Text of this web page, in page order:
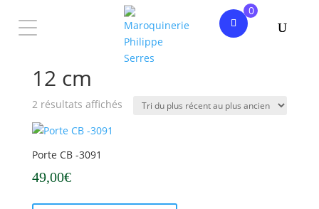
0
/ Produit Hauteur / 12 cm
12 cm
2 résultats affichésTrié
ancien
Porte CB -3091
49,00€